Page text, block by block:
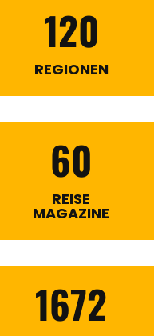
120
REGIONEN
60
REISE
MAGAZINE
1672